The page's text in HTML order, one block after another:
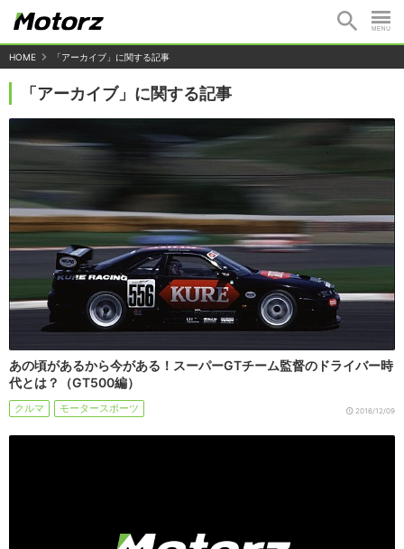
HOME 「アーカイブ」に関する記事
「アーカイブ」に関する記事
あの頃があるから今がある！スーパーGTチーム監督のドライバー時
代とは？（GT500編）
クルマ モータースポーツ 2016/12/09